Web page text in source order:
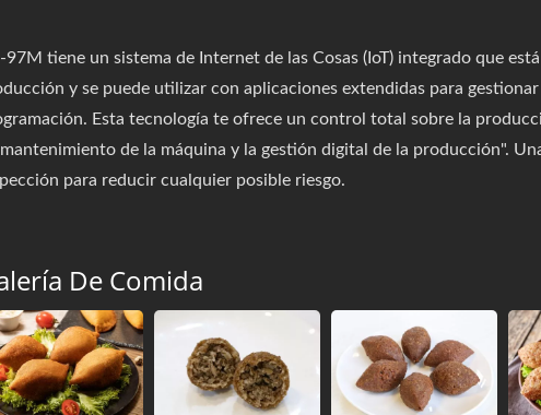
97M tiene un sistema de Internet de las Cosas (IoT) integrado que
y se puede utilizar con aplicaciones extendidas para
Esta tecnología te ofrece un control total sobre la
de la máquina y la gestión digital de la producción".
para reducir cualquier posible riesgo.
De Comida